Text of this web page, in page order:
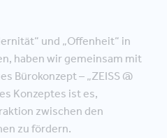
und „Offenheit“ in
haben wir gemeinsam mit
Bürokonzept – „ZEISS @
Konzeptes ist es,
zwischen den
zu fördern.